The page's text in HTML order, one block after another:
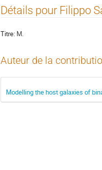
Détails pour Filippo
Titre: M.
Auteur de la
Modelling the host galaxies of